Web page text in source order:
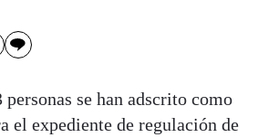
se han adscrito como
el expediente de regulación de